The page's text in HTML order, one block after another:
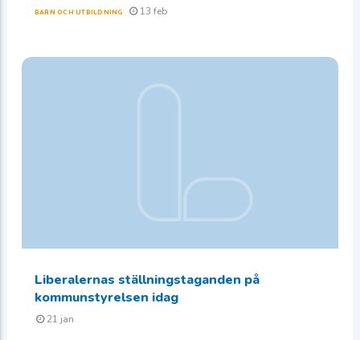
BARN OCH UTBILDNING 13 feb
Liberalernas ställningstaganden på
kommunstyrelsen idag
21 jan